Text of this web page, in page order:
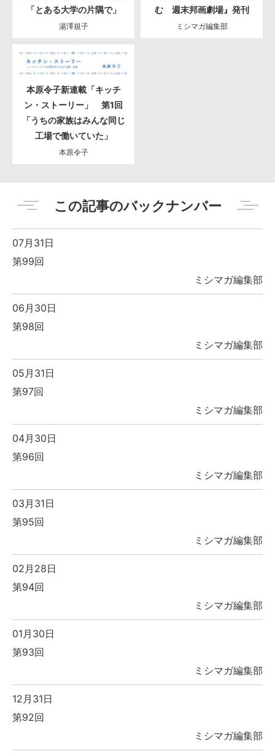
「とある大学の片隅で」
湯澤規子
む 週末邦画劇場』発刊
ミシマガ編集部
本原令子新連載「キッチ
ン・ストーリー」 第1回
「うちの家族はみんな同じ
工場で働いていた」
本原令子
この記事のバックナンバー
07月31日
第99回
ミシマガ編集部
06月30日
第98回
ミシマガ編集部
05月31日
第97回
ミシマガ編集部
04月30日
第96回
ミシマガ編集部
03月31日
第95回
ミシマガ編集部
02月28日
第94回
ミシマガ編集部
01月30日
第93回
ミシマガ編集部
12月31日
第92回
ミシマガ編集部